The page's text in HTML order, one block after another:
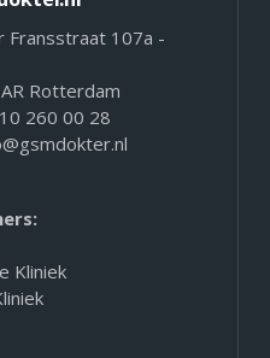
Fransstraat 107a -
Rotterdam
260 00 28
Kliniek